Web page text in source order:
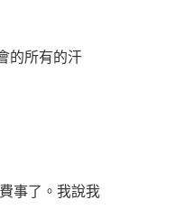
的所有的汗
事了。我說我